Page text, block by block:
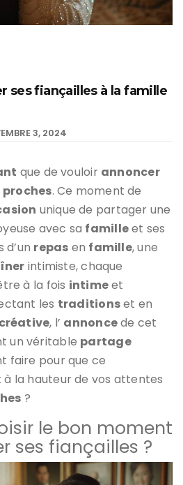
ses fiançailles à la famille
3, 2024
que de vouloir annoncer
proches. Ce moment de
unique de partager une
avec sa familleet ses
d’un repas en famille, une
intimiste, chaque
à la fois intimeet
les traditionset en
créative, l’ annoncede cet
un véritable partage
faire pour que ce
à la hauteur de vos attentes
?
le bon moment
ses fiançailles ?